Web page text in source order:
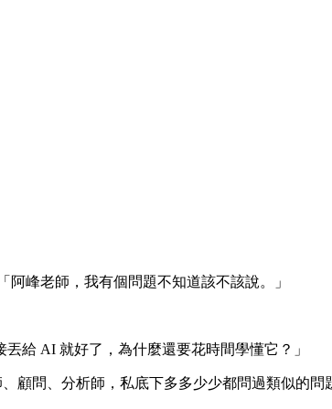
峰老師，我有個問題不知道該不該說。」
給 AI 就好了，為什麼還要花時間學懂它？」
顧問、分析師，私底下多多少少都問過類似的問